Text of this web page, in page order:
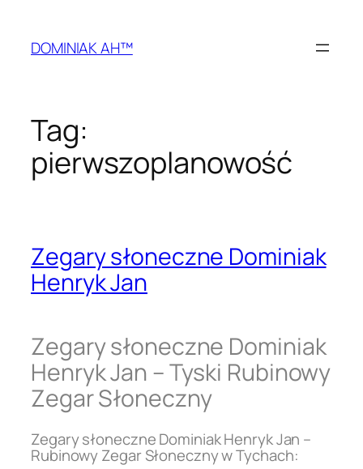
treściDOMINIAK AH™
Tag:
pierwszoplanowość
Zegary słoneczne Dominiak
Henryk Jan
Zegary słoneczne Dominiak
Henryk Jan – Tyski Rubinowy
Zegar Słoneczny
Zegary słoneczne Dominiak Henryk Jan –
Rubinowy Zegar Słoneczny w Tychach: